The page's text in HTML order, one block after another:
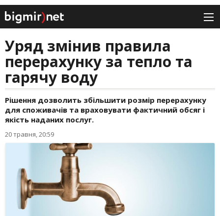
Уряд змінив правила
перерахунку за тепло та
гарячу воду
Рішення дозволить збільшити розмір перерахунку
для споживачів та враховувати фактичний обсяг і
якість наданих послуг.
20 травня, 20:59